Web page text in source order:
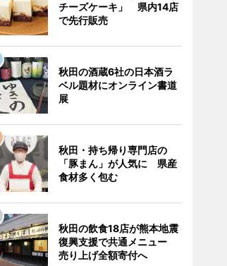
チーズケーキ」 県内14店
で先行販売
秋田の酒蔵6社の日本酒ラ
ベル題材にオンライン書道
展
秋田・持ち帰り専門店の
「豚まん」が人気に 県産
食材多く包む
秋田の飲食18店が熊本地震
復興支援で共通メニュー
売り上げ全額寄付へ